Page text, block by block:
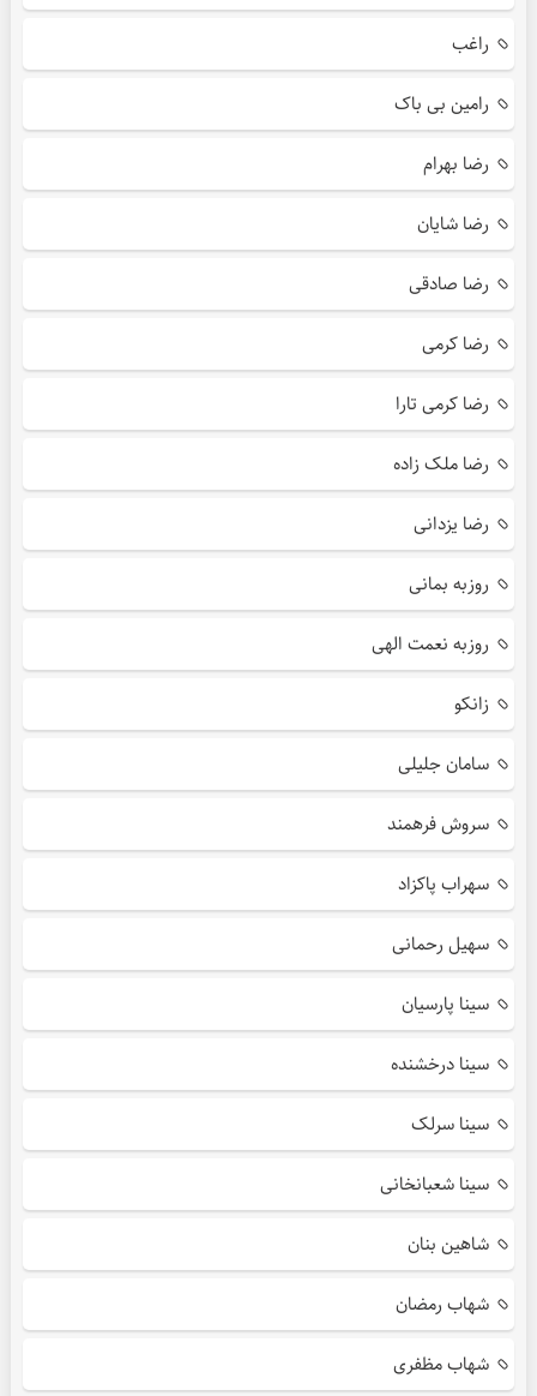
راغب
رامین بی باک
رضا بهرام
رضا شایان
رضا صادقی
رضا کرمی
رضا کرمی تارا
رضا ملک زاده
رضا یزدانی
روزبه بمانی
روزبه نعمت الهی
زانکو
سامان جلیلی
سروش فرهمند
سهراب پاکزاد
سهیل رحمانی
سینا پارسیان
سینا درخشنده
سینا سرلک
سینا شعبانخانی
شاهین بنان
شهاب رمضان
شهاب مظفری